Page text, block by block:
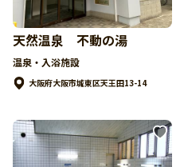
天然温泉 不動の湯
温泉・入浴施設
大阪府大阪市城東区天王田13-14